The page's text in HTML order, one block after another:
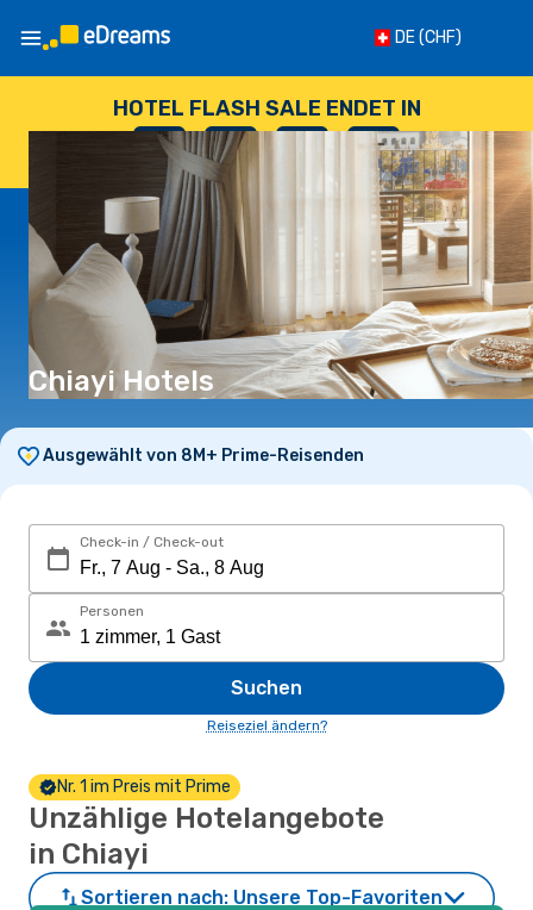
DE(CHF)
HOTEL FLASH SALE ENDET IN
--
TAGE
: --
STUNDEN
: --
SEKUNDEN
Chiayi Hotels
Ausgewählt von 8M+ Prime-Reisenden
Check-in / Check-out
Personen
Suchen
Reiseziel ändern?
Nr. 1 im Preis mit Prime
Unzählige Hotelangebote
in Chiayi
Sortieren nach: Unsere Top-Favoriten